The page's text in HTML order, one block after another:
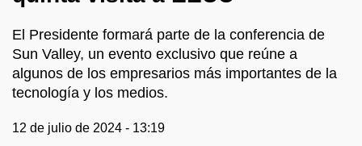
El Presidente formará parte de la conferencia de
Sun Valley, un evento exclusivo que reúne a
algunos de los empresarios más importantes de la
tecnología y los medios.
12 de julio de 2024 - 13:19